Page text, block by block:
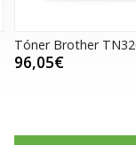
cian Tóner